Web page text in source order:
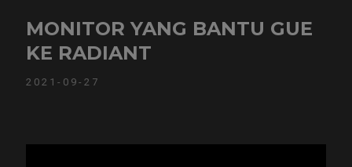
MONITOR YANG BANTU GUE
KE RADIANT
2021-09-27